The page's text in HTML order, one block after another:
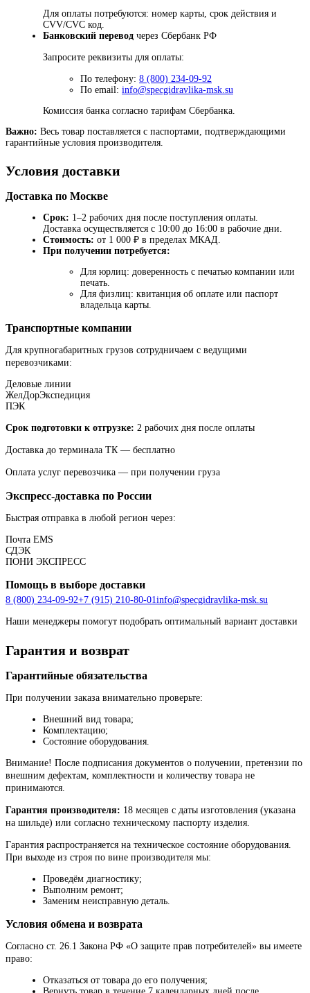
Для оплаты потребуются: номер карты, срок действия и
CVV/CVC код.
Банковский перевод через Сбербанк РФ
Запросите реквизиты для оплаты:
По телефону: 8 (800) 234-09-92
По email: info@specgidravlika-msk.su
Комиссия банка согласно тарифам Сбербанка.
Важно: Весь товар поставляется с паспортами, подтверждающими
гарантийные условия производителя.
Условия доставки
Доставка по Москве
Срок: 1–2 рабочих дня после поступления оплаты.
Доставка осуществляется с 10:00 до 16:00 в рабочие дни.
Стоимость: от 1 000 ₽ в пределах МКАД.
При получении потребуется:
Для юрлиц: доверенность с печатью компании или
печать.
Для физлиц: квитанция об оплате или паспорт
владельца карты.
Транспортные компании
Для крупногабаритных грузов сотрудничаем с ведущими
перевозчиками:
Деловые линии
ЖелДорЭкспедиция
ПЭК
Срок подготовки к отгрузке: 2 рабочих дня после оплаты
Доставка до терминала ТК — бесплатно
Оплата услуг перевозчика — при получении груза
Экспресс-доставка по России
Быстрая отправка в любой регион через:
Почта EMS
СДЭК
ПOНИ ЭКСПРЕСС
Помощь в выборе доставки
8 (800) 234-09-92+7 (915) 210-80-01info@specgidravlika-msk.su
Наши менеджеры помогут подобрать оптимальный вариант доставки
Гарантия и возврат
Гарантийные обязательства
При получении заказа внимательно проверьте:
Внешний вид товара;
Комплектацию;
Состояние оборудования.
Внимание! После подписания документов о получении, претензии по
внешним дефектам, комплектности и количеству товара не
принимаются.
Гарантия производителя: 18 месяцев с даты изготовления (указана
на шильде) или согласно техническому паспорту изделия.
Гарантия распространяется на техническое состояние оборудования.
При выходе из строя по вине производителя мы:
Проведём диагностику;
Выполним ремонт;
Заменим неисправную деталь.
Условия обмена и возврата
Согласно ст. 26.1 Закона РФ «О защите прав потребителей» вы имеете
право:
Отказаться от товара до его получения;